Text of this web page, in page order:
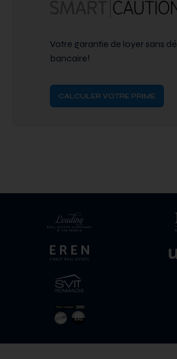
Votre garantie de loyer sans
bancaire!
CALCULER VOTRE PRIME